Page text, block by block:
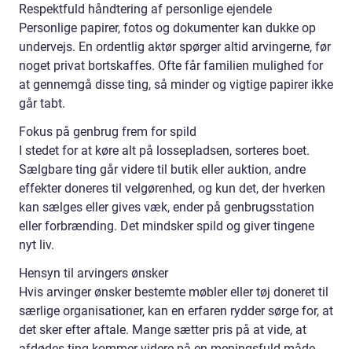
Respektfuld håndtering af personlige ejendele
Personlige papirer, fotos og dokumenter kan dukke op
undervejs. En ordentlig aktør spørger altid arvingerne, før
noget privat bortskaffes. Ofte får familien mulighed for
at gennemgå disse ting, så minder og vigtige papirer ikke
går tabt.
Fokus på genbrug frem for spild
I stedet for at køre alt på lossepladsen, sorteres boet.
Sælgbare ting går videre til butik eller auktion, andre
effekter doneres til velgørenhed, og kun det, der hverken
kan sælges eller gives væk, ender på genbrugsstation
eller forbrænding. Det mindsker spild og giver tingene
nyt liv.
Hensyn til arvingers ønsker
Hvis arvinger ønsker bestemte møbler eller tøj doneret til
særlige organisationer, kan en erfaren rydder sørge for, at
det sker efter aftale. Mange sætter pris på at vide, at